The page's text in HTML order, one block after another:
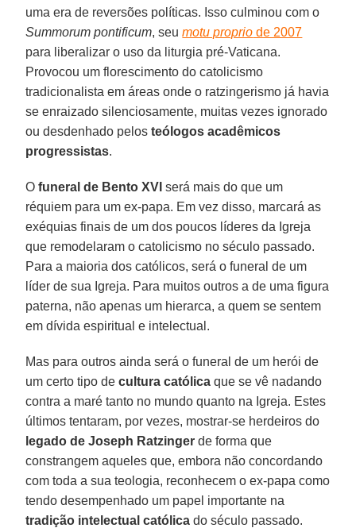
uma era de reversões políticas. Isso culminou com o
Summorum pontificum, seumotu proprio de 2007
para liberalizar o uso da liturgia pré-Vaticana.
Provocou um florescimento do catolicismo
tradicionalista em áreas onde o ratzingerismo já havia
se enraizado silenciosamente, muitas vezes ignorado
ou desdenhado pelosteólogos acadêmicos
progressistas.
Ofuneral de Bento XVI será mais do que um
réquiem para um ex-papa. Em vez disso, marcará as
exéquias finais de um dos poucos líderes da Igreja
que remodelaram o catolicismo no século passado.
Para a maioria dos católicos, será o funeral de um
líder de sua Igreja. Para muitos outros a de uma figura
paterna, não apenas um hierarca, a quem se sentem
em dívida espiritual e intelectual.
Mas para outros ainda será o funeral de um herói de
um certo tipo decultura católica que se vê nadando
contra a maré tanto no mundo quanto na Igreja. Estes
últimos tentaram, por vezes, mostrar-se herdeiros do
legado de Joseph Ratzinger de forma que
constrangem aqueles que, embora não concordando
com toda a sua teologia, reconhecem o ex-papa como
tendo desempenhado um papel importante na
tradição intelectual católica do século passado.